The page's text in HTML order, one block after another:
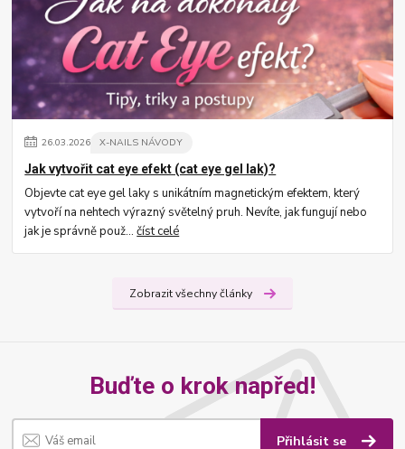
26.03.2026 X-NAILS NÁVODY
Jak vytvořit cat eye efekt (cat eye gel lak)?
Objevte cat eye gel laky s unikátním magnetickým efektem, který
vytvoří na nehtech výrazný světelný pruh. Nevíte, jak fungují nebo
jak je správně použ...číst celé
Zobrazit všechny články
Buďte o krok napřed!
Přihlásit se